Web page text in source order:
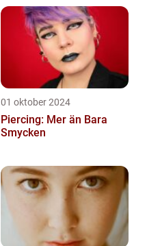
01 oktober 2024
Piercing: Mer än Bara
Smycken